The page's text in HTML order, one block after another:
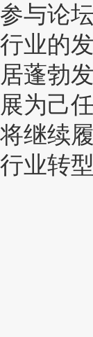
参与论
行业的
居蓬勃
展为己
将继续
行业转